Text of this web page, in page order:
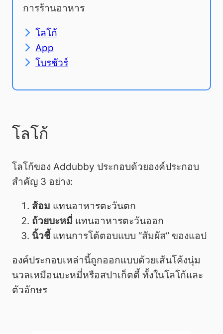
การร้านอาหาร
โลโก้
App
โบรชัวร์
โลโก้
โลโก้ของ Addubby ประกอบด้วยองค์ประกอบ
สำคัญ 3 อย่าง:
ส้อม แทนอาหารตะวันตก
ถ้วยบะหมี่ แทนอาหารตะวันออก
นิ้วชี้ แทนการโต้ตอบแบบ “สัมผัส” ของแอป
องค์ประกอบเหล่านี้ถูกออกแบบด้วยเส้นโค้งนุ่ม
นวลเหมือนบะหมี่หรือสปาเก็ตตี้ ทั้งในโลโก้และ
ตัวอักษร